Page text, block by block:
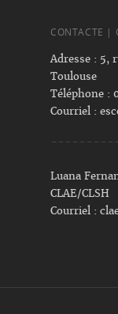
CONTACTE |
Adresse : 5,
Toulouse
Téléphone :
Courriel :
Luana
CLAE/CLSH
Courriel :